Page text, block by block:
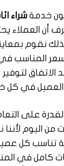
خدمة شراء
أن العملاء
نقوم
المناسب
الاتفاق
العميل في كل
على
من اليوم
تناسب كل
كامل في